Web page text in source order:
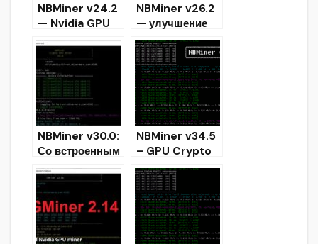
NBMiner v24.2
— Nvidia GPU
Miner (Скачать
и Настроить)
NBMiner v26.2
— улучшение
производитель
ности на ETH и
CKB
NBMiner v30.0:
Со встроенным
OhGodAnETHla
rgementPill
для Nvidia
GPUs
NBMiner v34.5
– GPU Crypto
Miner (Скачать
и Настроить)